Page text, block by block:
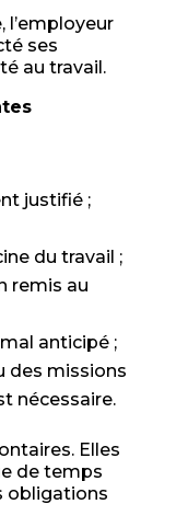
l’employeur
ses
au travail.
justifié ;
du travail ;
remis au
anticipé ;
des missions
nécessaire.
Elles
de temps
obligations